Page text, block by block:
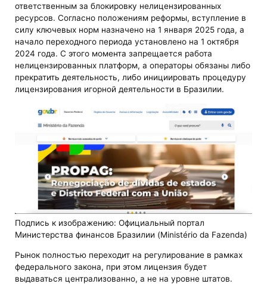
ответственным за блокировку нелицензированных
ресурсов. Согласно положениям реформы, вступление в
силу ключевых норм назначено на 1 января 2025 года, а
начало переходного периода установлено на 1 октября
2024 года. С этого момента запрещается работа
нелицензированных платформ, а операторы обязаны либо
прекратить деятельность, либо инициировать процедуру
лицензирования игорной деятельности в Бразилии.
Подпись к изображению: Официальный портал
Министерства финансов Бразилии (Ministério da Fazenda)
Рынок полностью переходит на регулирование в рамках
федерального закона, при этом лицензия будет
выдаваться централизованно, а не на уровне штатов.